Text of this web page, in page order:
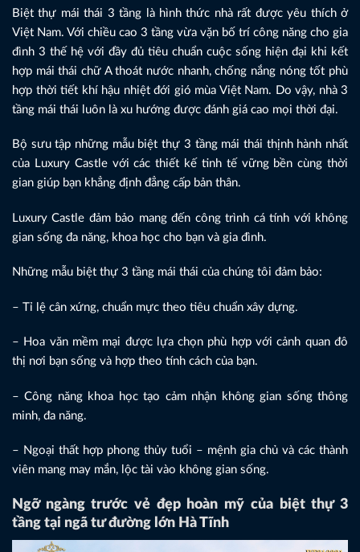
Biệt thự mái thái 3 tầng là hình thức nhà rất được yêu thích ở
Việt Nam. Với chiều cao 3 tầng vừa vặn bố trí công năng cho gia
đình 3 thế hệ với đầy đủ tiêu chuẩn cuộc sống hiện đại khi kết
hợp mái thái chữ A thoát nước nhanh, chống nắng nóng tốt phù
hợp thời tiết khí hậu nhiệt đới gió mùa Việt Nam. Do vậy, nhà 3
tầng mái thái luôn là xu hướng được đánh giá cao mọi thời đại.
Bộ sưu tập những mẫu biệt thự 3 tầng mái thái thịnh hành nhất
của Luxury Castle với các thiết kế tinh tế vững bền cùng thời
gian giúp bạn khẳng định đẳng cấp bản thân.
Luxury Castle đảm bảo mang đến công trình cá tính với không
gian sống đa năng, khoa học cho bạn và gia đình.
Những mẫu biệt thự 3 tầng mái thái của chúng tôi đảm bảo:
– Tỉ lệ cân xứng, chuẩn mực theo tiêu chuẩn xây dựng.
– Hoa văn mềm mại được lựa chọn phù hợp với cảnh quan đô
thị nơi bạn sống và hợp theo tính cách của bạn.
– Công năng khoa học tạo cảm nhận không gian sống thông
minh, đa năng.
– Ngoại thất hợp phong thủy tuổi – mệnh gia chủ và các thành
viên mang may mắn, lộc tài vào không gian sống.
Ngỡ ngàng trước vẻ đẹp hoàn mỹ của biệt thự 3
tầng tại ngã tư đường lớn Hà Tĩnh